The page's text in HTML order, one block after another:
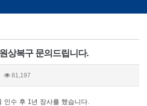
상복구 문의드립니다.
81,197
인수 후 1년 장사를 했습니다.